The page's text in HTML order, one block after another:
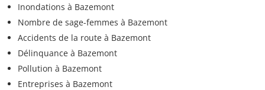
Inondations à Bazemont
Nombre de sage-femmes à Bazemont
Accidents de la route à Bazemont
Délinquance à Bazemont
Pollution à Bazemont
Entreprises à Bazemont